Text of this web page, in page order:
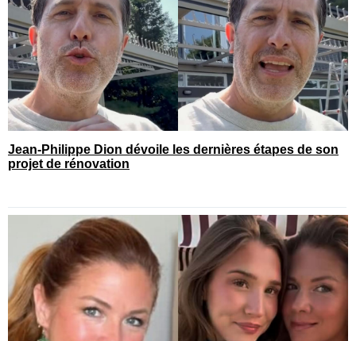
Jean-Philippe Dion dévoile les dernières étapes de son
projet de rénovation